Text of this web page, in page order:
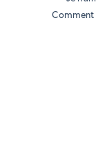
Comment